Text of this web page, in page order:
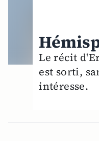
Le récit
est sorti,
intéresse.